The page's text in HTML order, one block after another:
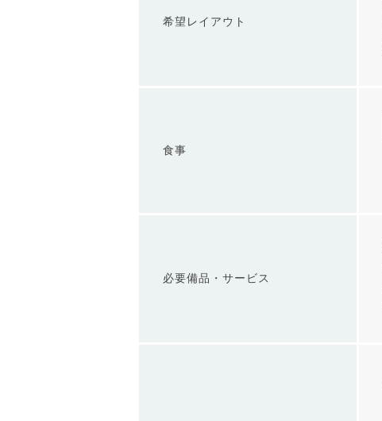
希望レイアウト
食事
必要備品・サービス